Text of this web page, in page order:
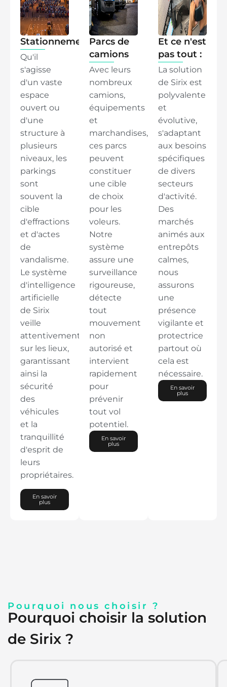
Stationnements
Qu'il
s'agisse
d'un vaste
espace
ouvert ou
d'une
structure à
plusieurs
niveaux, les
parkings
sont
souvent la
cible
d'effractions
et d'actes
de
vandalisme.
Le système
d'intelligence
artificielle
de Sirix
veille
attentivement
sur les lieux,
garantissant
ainsi la
sécurité
des
véhicules
et la
tranquillité
d'esprit de
leurs
propriétaires.
En savoir
plus
Parcs de
camions
Avec leurs
nombreux
camions,
équipements
et
marchandises,
ces parcs
peuvent
constituer
une cible
de choix
pour les
voleurs.
Notre
système
assure une
surveillance
rigoureuse,
détecte
tout
mouvement
non
autorisé et
intervient
rapidement
pour
prévenir
tout vol
potentiel.
En savoir
plus
Et ce n'est
pas tout :
La solution
de Sirix est
polyvalente
et
évolutive,
s'adaptant
aux besoins
spécifiques
de divers
secteurs
d'activité.
Des
marchés
animés aux
entrepôts
calmes,
nous
assurons
une
présence
vigilante et
protectrice
partout où
cela est
nécessaire.
En savoir
plus
Pourquoi nous choisir ?
Pourquoi choisir la solution
de Sirix ?